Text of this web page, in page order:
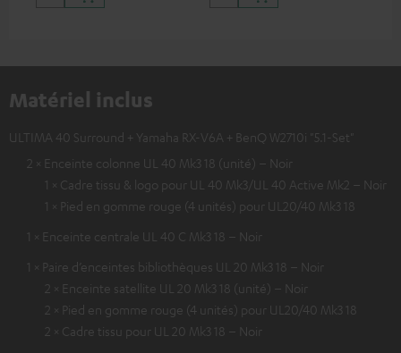
Matériel inclus
ULTIMA 40 Surround + Yamaha RX-V6A + BenQ W2710i "5.1-Set"
2 × Enceinte colonne UL 40 Mk3 18 (unité) – Noir
1 × Cadre tissu & logo pour UL 40 Mk3/UL 40 Active Mk2 – Noir
1 × Pied en gomme rouge (4 unités) pour UL20/40 Mk3 18
1 × Enceinte centrale UL 40 C Mk3 18 – Noir
1 × Paire d’enceintes bibliothèques UL 20 Mk3 18 – Noir
2 × Enceinte satellite UL 20 Mk3 18 (unité) – Noir
2 × Pied en gomme rouge (4 unités) pour UL20/40 Mk3 18
2 × Cadre tissu pour UL 20 Mk3 18 – Noir